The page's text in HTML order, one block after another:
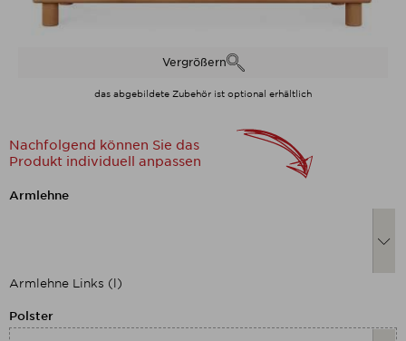
Vergrößern
das abgebildete Zubehör ist optional erhältlich
Nachfolgend können Sie das
Produkt individuell anpassen
Nachfolgend können Sie das
Armlehne
Armlehne Links (l)
Nachfolgend können Sie das
Polster